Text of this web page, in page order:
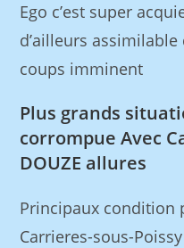
Ego c’est super
d’ailleurs
coups imminent
Plus grands
corrompue Avec
DOUZE allures
Principaux condition
Carrieres-sous-